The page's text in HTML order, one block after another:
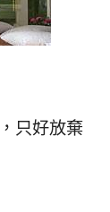
只好放棄